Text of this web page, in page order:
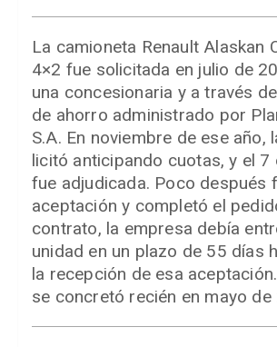
La camioneta Renault Alaskan
4×2 fue solicitada en julio de
una concesionaria y a través
de ahorro administrado por
S.A. En noviembre de ese año,
licitó anticipando cuotas, y el 7
fue adjudicada. Poco después
aceptación y completó el
contrato, la empresa debía
unidad en un plazo de 55 días
la recepción de esa
se concretó recién en mayo de